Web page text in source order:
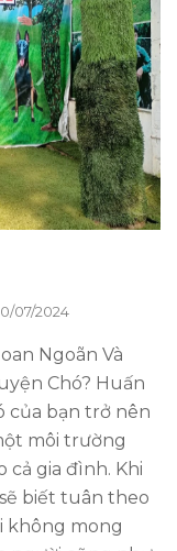
07/2024
Ngoãn Và
Chó? Huấn
của bạn trở nên
môi trường
cả gia đình. Khi
biết tuân theo
không mong